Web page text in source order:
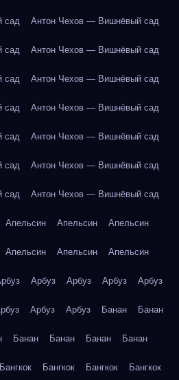
сад Антон Чехов — Вишнёвый сад
сад Антон Чехов — Вишнёвый сад
сад Антон Чехов — Вишнёвый сад
сад Антон Чехов — Вишнёвый сад
сад Антон Чехов — Вишнёвый сад
сад Антон Чехов — Вишнёвый сад
сад Антон Чехов — Вишнёвый сад
Апельсин Апельсин Апельсин
Апельсин Апельсин Апельсин
Арбуз Арбуз Арбуз Арбуз
Арбуз Арбуз Банан Банан
Банан Банан Банан Банан
Бангкок Бангкок Бангкок Бангкок